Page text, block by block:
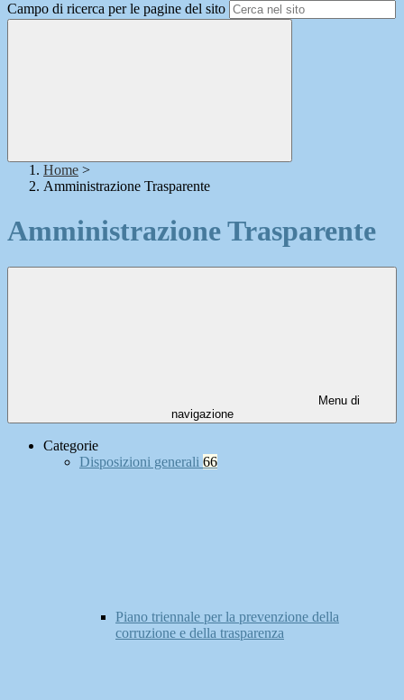
Campo di ricerca per le pagine del sito
Home >
Amministrazione Trasparente
Amministrazione Trasparente
Menu di
navigazione
Categorie
Disposizioni generali 66
Piano triennale per la prevenzione della
corruzione e della trasparenza